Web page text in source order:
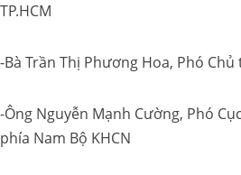
TP.HCM
-Bà Trần Thị Phương Hoa, Phó Chủ
-Ông Nguyễn Mạnh Cường, Phó
phía Nam Bộ KHCN